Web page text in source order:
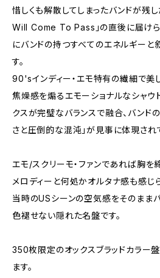
惜しくも解散してしまったバンドが残
Will Come To Pass」の直後に届け
にバンドの持つすべてのエネルギー
す。
90'sインディー・エモ特有の繊細で美
焦燥感を煽るエモーショナルなシャウ
クスが完璧なバランスで融合、バンド
さと圧倒的な混沌」が見事に体現され
エモ/スクリーモ・ファンであれば胸
メロディーと何処かオルタナ感も感じ
当時のUSシーンの空気感をそのまま
色褪せない隠れた名盤です。
350枚限定のオックスブラッドカラー
ます。